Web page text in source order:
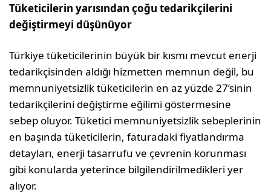
Tüketicilerin yarısından çoğu tedarikçilerini
değiştirmeyi düşünüyor
Türkiye tüketicilerinin büyük bir kısmı mevcut enerji
tedarikçisinden aldığı hizmetten memnun değil, bu
memnuniyetsizlik tüketicilerin en az yüzde 27’sinin
tedarikçilerini değiştirme eğilimi göstermesine
sebep oluyor. Tüketici memnuniyetsizlik sebeplerinin
en başında tüketicilerin, faturadaki fiyatlandırma
detayları, enerji tasarrufu ve çevrenin korunması
gibi konularda yeterince bilgilendirilmedikleri yer
alıyor.